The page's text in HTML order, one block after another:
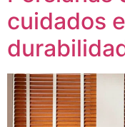
cuidados